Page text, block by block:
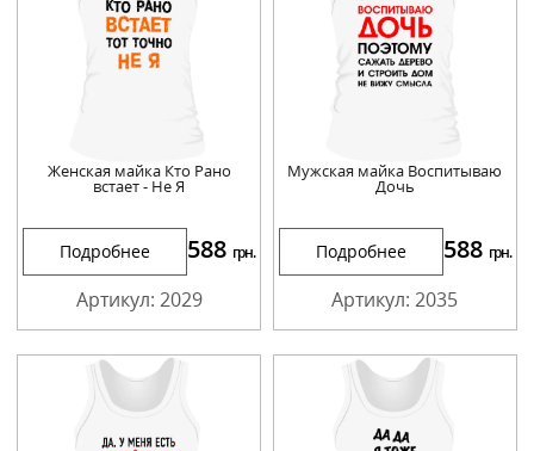
Женская майка Кто Рано
встает - Не Я
Подробнее 588 грн.
Артикул: 2029
Мужская майка Воспитываю
Дочь
Подробнее 588 грн.
Артикул: 2035